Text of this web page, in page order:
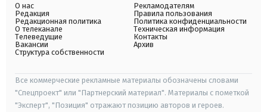
О нас
Редакция
Редакционная политика
О телеканале
Телеведущие
Вакансии
Структура собственности
Рекламодателям
Правила пользования
Политика конфиденциальности
Техническая информация
Контакты
Архив
Все коммерческие рекламные материалы обозначены словами
"Спецпроект" или "Партнерский материал". Материалы с пометкой
"Эксперт", "Позиция" отражают позицию авторов и героев.